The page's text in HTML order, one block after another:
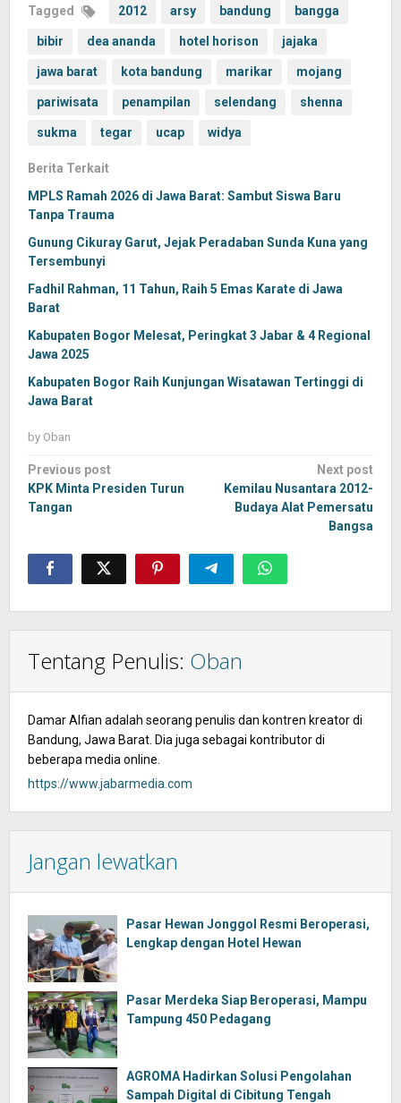
Tagged 2012 arsy bandung bangga
bibir dea ananda hotel horison jajaka
jawa barat kota bandung marikar mojang
pariwisata penampilan selendang shenna
sukma tegar ucap widya
Berita Terkait
MPLS Ramah 2026 di Jawa Barat: Sambut Siswa Baru
Tanpa Trauma
Gunung Cikuray Garut, Jejak Peradaban Sunda Kuna yang
Tersembunyi
Fadhil Rahman, 11 Tahun, Raih 5 Emas Karate di Jawa
Barat
Kabupaten Bogor Melesat, Peringkat 3 Jabar & 4 Regional
Jawa 2025
Kabupaten Bogor Raih Kunjungan Wisatawan Tertinggi di
Jawa Barat
by Oban
Post
navigation
Previous post
KPK Minta Presiden Turun
Tangan
Next post
Kemilau Nusantara 2012-
Budaya Alat Pemersatu
Bangsa
Tentang Penulis: Oban
Damar Alfian adalah seorang penulis dan kontren kreator di
Bandung, Jawa Barat. Dia juga sebagai kontributor di
beberapa media online.
https://www.jabarmedia.com
Jangan lewatkan
Pasar Hewan Jonggol Resmi Beroperasi,
Lengkap dengan Hotel Hewan
Pasar Merdeka Siap Beroperasi, Mampu
Tampung 450 Pedagang
AGROMA Hadirkan Solusi Pengolahan
Sampah Digital di Cibitung Tengah